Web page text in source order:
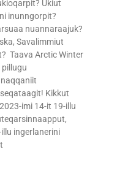
Ukiut
inunngorpit?
nuannaraajuk?
Savalimmiut
Taava Arctic Winter
Kikkut
imi 14-it 19-illu
ingerlanerini